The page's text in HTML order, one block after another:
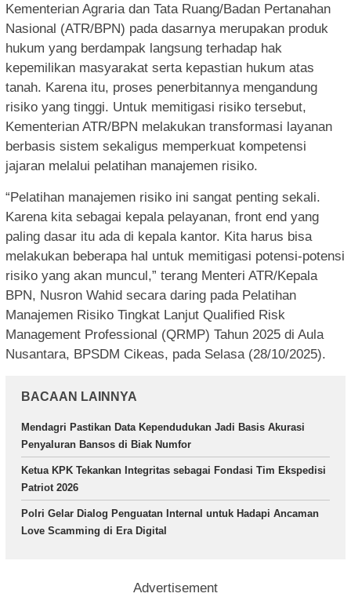
Kementerian Agraria dan Tata Ruang/Badan Pertanahan
Nasional (ATR/BPN) pada dasarnya merupakan produk
hukum yang berdampak langsung terhadap hak
kepemilikan masyarakat serta kepastian hukum atas
tanah. Karena itu, proses penerbitannya mengandung
risiko yang tinggi. Untuk memitigasi risiko tersebut,
Kementerian ATR/BPN melakukan transformasi layanan
berbasis sistem sekaligus memperkuat kompetensi
jajaran melalui pelatihan manajemen risiko.
“Pelatihan manajemen risiko ini sangat penting sekali.
Karena kita sebagai kepala pelayanan, front end yang
paling dasar itu ada di kepala kantor. Kita harus bisa
melakukan beberapa hal untuk memitigasi potensi-potensi
risiko yang akan muncul,” terang Menteri ATR/Kepala
BPN, Nusron Wahid secara daring pada Pelatihan
Manajemen Risiko Tingkat Lanjut Qualified Risk
Management Professional (QRMP) Tahun 2025 di Aula
Nusantara, BPSDM Cikeas, pada Selasa (28/10/2025).
BACAAN LAINNYA
Mendagri Pastikan Data Kependudukan Jadi Basis Akurasi
Penyaluran Bansos di Biak Numfor
Ketua KPK Tekankan Integritas sebagai Fondasi Tim Ekspedisi
Patriot 2026
Polri Gelar Dialog Penguatan Internal untuk Hadapi Ancaman
Love Scamming di Era Digital
Advertisement